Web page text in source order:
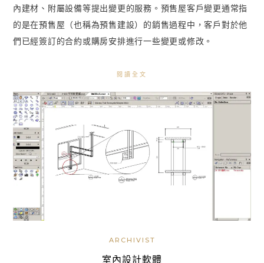
內建材、附屬設備等提出變更的服務。預售屋客戶變更通常指
的是在預售屋（也稱為預售建設）的銷售過程中，客戶對於他
們已經簽訂的合約或購房安排進行一些變更或修改。
閱讀全文
ARCHIVIST
室內設計軟體